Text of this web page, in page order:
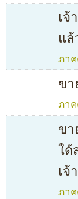
เจ้
แล้
ภา
ขา
ภา
ขา
ใด้
เจ้
ภา